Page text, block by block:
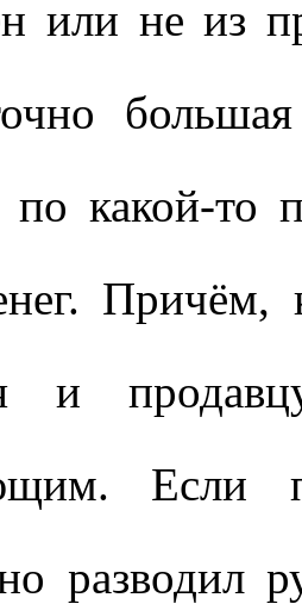
или не из
какой-то
Причём,
и
Если
разводил